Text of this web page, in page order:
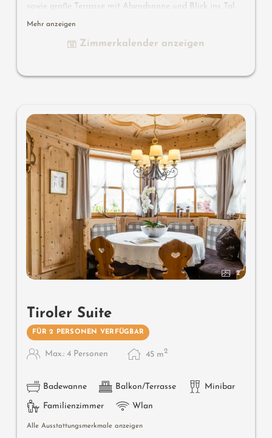
sowie große Terrasse mit Abendsonne und Blick ins Tal.
Es besteht die Möglichkeit, die St. Martin Suite mit
Luxury St. Martin Suite.
Mehr anzeigen
Zimmerkalender anzeigen
2
Tiroler Suite
FÜR 2 PERSONEN VERFÜGBAR
Max.: 4 Personen 45 m2
Badewanne Balkon/Terrasse Minibar
Familienzimmer Wlan
Alle Ausstattungsmerkmale anzeigen